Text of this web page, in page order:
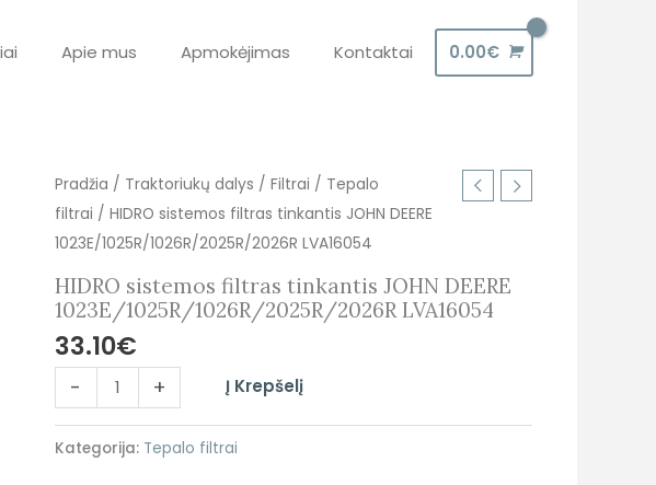
Apie mus Apmokėjimas Kontaktai 0.00€
Pradžia / Traktoriukų dalys / Filtrai / Tepalo
filtrai / HIDRO sistemos filtras tinkantis JOHN DEERE
1023E/1025R/1026R/2025R/2026R LVA16054
HIDRO sistemos filtras tinkantis JOHN DEERE
1023E/1025R/1026R/2025R/2026R LVA16054
33.10€
-
produkto
kiekis:
HIDRO
filtras
tinkantis
JOHN
DEERE
1023E/1025R/1026R/2025R/2026R
LVA16054
+ Į Krepšelį
Kategorija: Tepalo filtrai